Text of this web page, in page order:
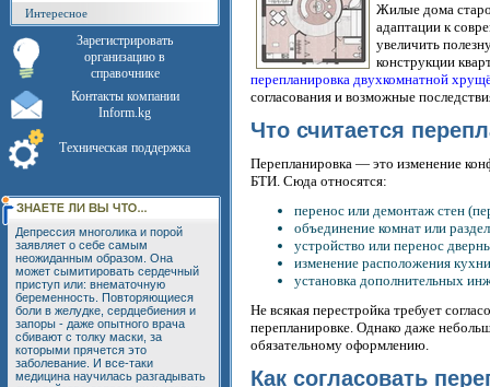
Интересное
Зарегистрировать
организацию в
справочнике
Контакты компании
Inform.kg
Техническая поддержка
Депрессия многолика и порой
заявляет о себе самым
неожиданным образом. Она
может сымитировать сердечный
приступ или: внематочную
беременность. Повторяющиеся
боли в желудке, сердцебиения и
запоры - даже опытного врача
сбивают с толку маски, за
которыми прячется это
заболевание. И все-таки
медицина научилась разгадывать
Жилые дома
адаптации к
увеличить
конструкции
перепланировка двухкомнатной
согласования и возможные
Что считается
Перепланировка — это изменение
БТИ. Сюда относятся:
перенос или демонтаж стен
объединение комнат или
устройство или перенос
изменение расположения
установка дополнительных
Не всякая перестройка требует
перепланировке. Однако даже
обязательному оформлению.
Как согласовать